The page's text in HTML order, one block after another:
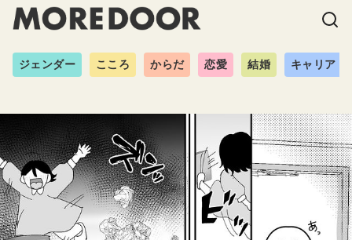
ジェンダー こころ からだ 恋愛 結婚 キャリア